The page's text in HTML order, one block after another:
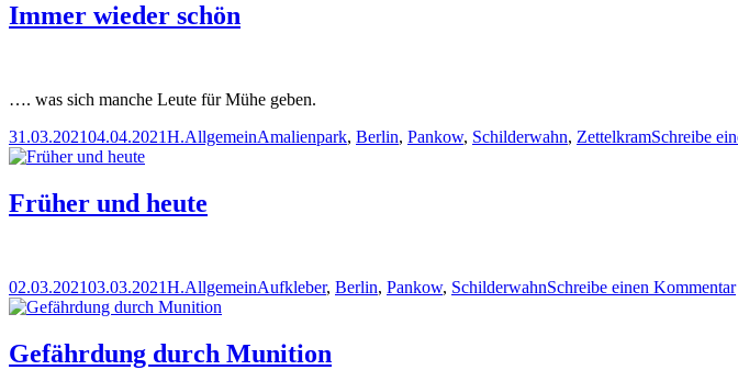
Immer wieder schön
…. was sich manche Leute für Mühe geben.
Veröffentlicht
am
31.03.202104.04.2021Autor
H.Kategorien
AllgemeinSchlagwörter
Amalienpark, Berlin, Pankow, Schilderwahn, ZettelkramSchreibe
Früher und heute
Veröffentlicht
am
02.03.202103.03.2021Autor
H.Kategorien
AllgemeinSchlagwörter
Aufkleber, Berlin, Pankow, SchilderwahnSchreibe einen Kommentar
Gefährdung durch Munition